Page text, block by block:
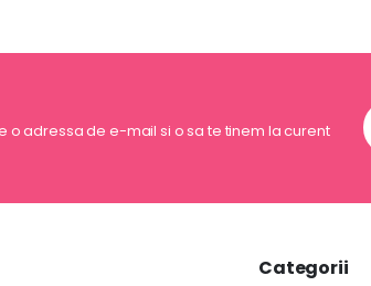
o adressa de e-mail si o sa te tinem la curent
Categorii